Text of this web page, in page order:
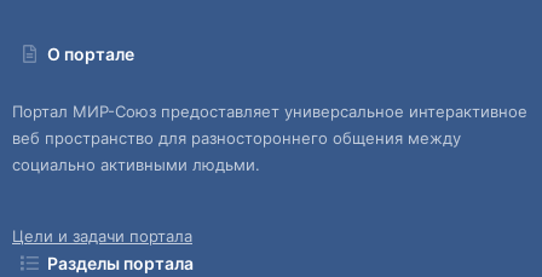
О портале
Портал МИР-Союз предоставляет универсальное интерактивное
веб пространство для разностороннего общения между
социально активными людьми.
Цели и задачи портала
Разделы портала